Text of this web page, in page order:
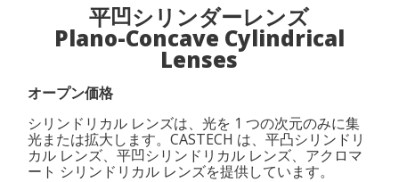
平凹シリンダーレンズ
Plano-Concave Cylindrical
Lenses
オープン価格
シリンドリカル レンズは、光を 1 つの次元のみに集
光または拡大します。CASTECH は、平凸シリンドリ
カル レンズ、平凹シリンドリカル レンズ、アクロマ
ート シリンドリカル レンズを提供しています。